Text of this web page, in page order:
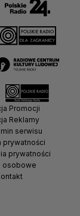
Promocji
Reklamy
serwisu
prywatności
prywatności
osobowe